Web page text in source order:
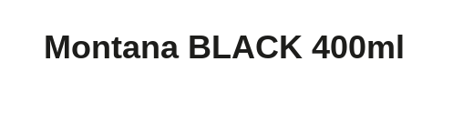
Montana BLACK 400ml